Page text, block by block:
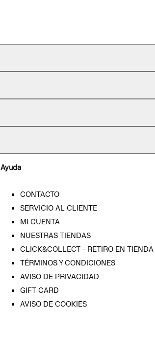
Ayuda
CONTACTO
SERVICIO AL CLIENTE
MI CUENTA
NUESTRAS TIENDAS
CLICK&COLLECT - RETIRO EN TIENDA
TÉRMINOS Y CONDICIONES
AVISO DE PRIVACIDAD
GIFT CARD
AVISO DE COOKIES